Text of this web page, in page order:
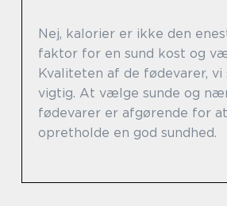
Nej, kalorier er ikke den
faktor for en sund kost og
Kvaliteten af de fødevarer, vi
vigtig. At vælge sunde og
fødevarer er afgørende for
opretholde en god sundhed.